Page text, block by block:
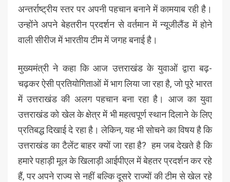
अन्तर्राष्ट्रीय स्तर पर अपनी पहचान बनाने में कामयाब रही है।
उन्होंने अपने बेहतरीन प्रदर्शन से वर्तमान में न्यूजीलैंड में होने
वाली सीरीज में भारतीय टीम में जगह बनाई है।
मुख्यमंत्री ने कहा कि आज उत्तराखंड के युवाओं द्वारा बढ़-
चढ़कर ऐसी प्रतियोगिताओं में भाग लिया जा रहा है, जो पूरे भारत
में उत्तराखंड की अलग पहचान बना रहा है। आज का युवा
उत्तराखंड को खेल के क्षेत्र में भी महत्वपूर्ण स्थान दिलाने के लिए
प्रतिबद्ध दिखाई दे रहा है। लेकिन, यह भी सोचने का विषय है कि
उत्तराखंड का टैलेंट बाहर क्यों जा रहा है? हम जब देखते है कि
हमारे पहाड़ी मूल के खिलाड़ी आईपीएल में बेहतर प्रदर्शन कर रहे
हैं, पर अपने राज्य से नहीं बल्कि दूसरे राज्यों की टीम से खेल रहे